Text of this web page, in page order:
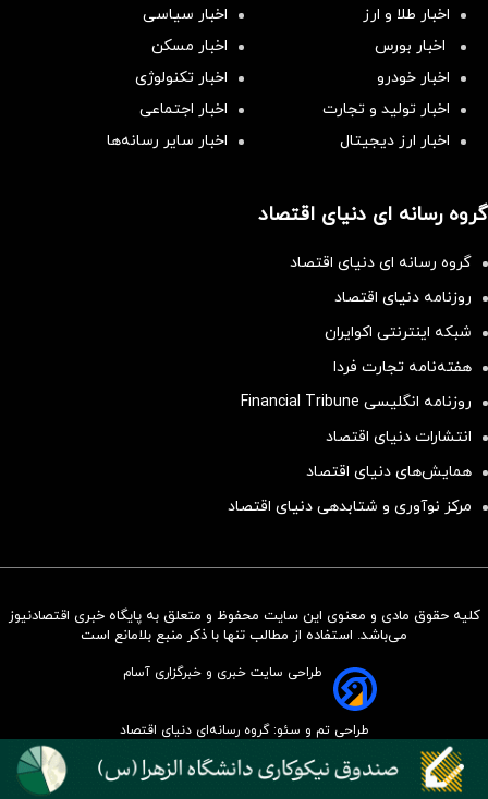
سرمایه‌گذاری همسنگ با شاخص
اخبار طلا و ارز
اخبار سیاسی
اخبار بورس
اخبار مسکن
اخبار خودرو
اخبار تکنولوژی
اخبار تولید و تجارت
اخبار اجتماعی
اخبار ارز دیجیتال
اخبار سایر رسانه‌‌ها
گروه رسانه ای دنیای اقتصاد
گروه رسانه ای دنیای اقتصاد
روزنامه دنیای اقتصاد
شبکه اینترنتی اکوایران
هفته‌نامه تجارت فردا
روزنامه انگلیسی Financial Tribune
انتشارات دنیای اقتصاد
همایش‌های دنیای اقتصاد
مرکز نوآوری و شتابدهی دنیای اقتصاد
کلیه حقوق مادی و معنوی این سایت محفوظ و متعلق به پایگاه خبری اقتصادنیوز
می‌باشد. استفاده از مطالب تنها با ذکر منبع بلامانع است
طراحی سایت خبری و خبرگزاری آسام
طراحی تم و سئو: گروه رسانه‌ای دنیای اقتصاد